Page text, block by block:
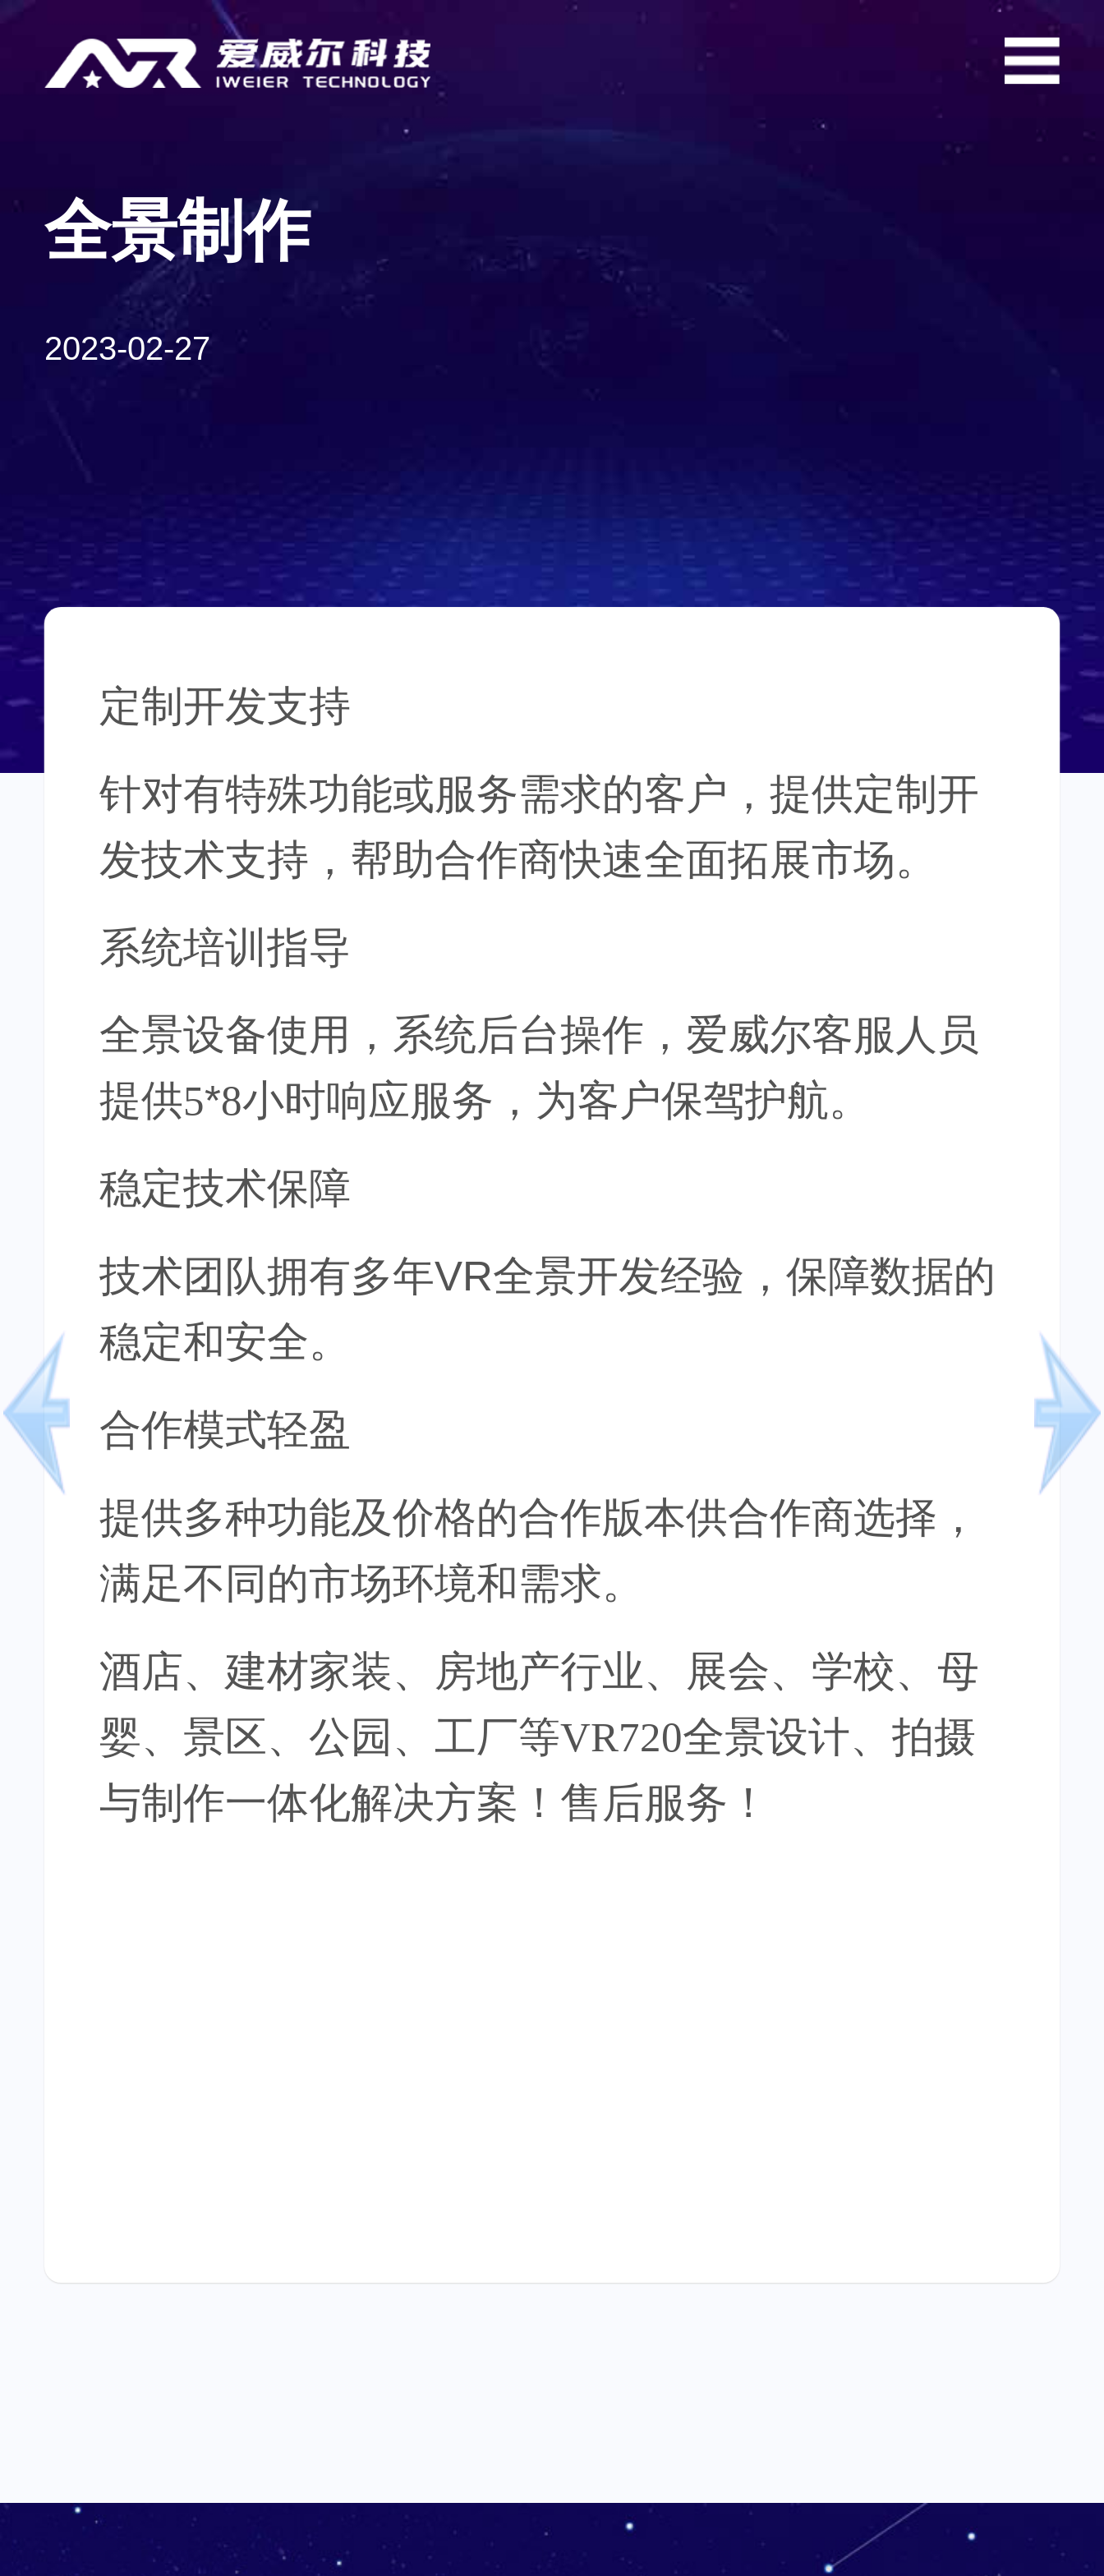
全景制作
2023-02-27
定制开发支持
针对有特殊功能或服务需求的客户，提供定制开
发技术支持，帮助合作商快速全面拓展市场。
系统培训指导
全景设备使用，系统后台操作 ，爱威尔客服人员
提供5*8小时响应服务，为客户保驾护航。
稳定技术保障
技术团队拥有多年VR全景开发经验，保障数据的
稳定和安全。
合作模式轻盈
提供多种功能及价格的合作版本供合作商选择，
满足不同的市场环境和需求。
酒店、建材家装、房地产行业、展会、学校、母
婴、景区、公园、工厂等VR720全景设计、拍摄
与制作一体化解决方案！售后服务！